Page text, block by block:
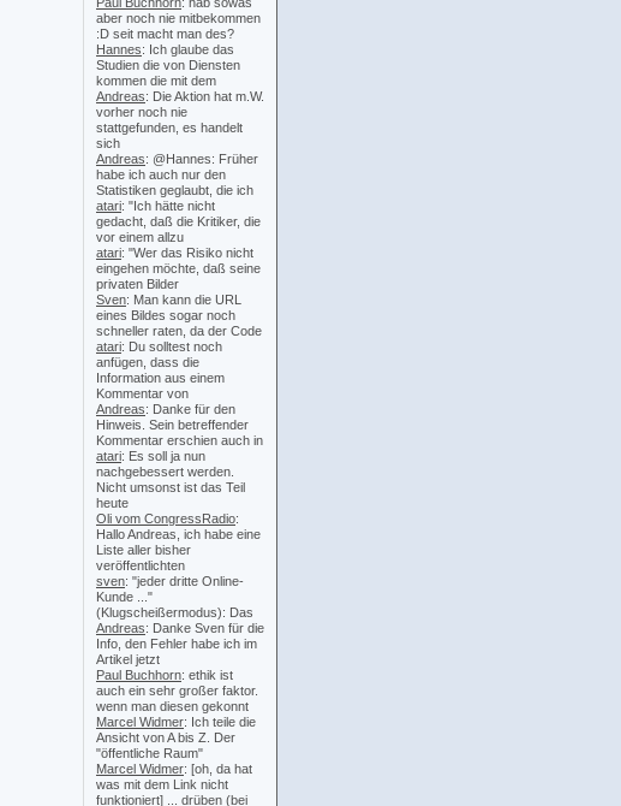
aber noch nie mitbekommen
:D seit macht man des?
Hannes: Ich glaube das
Studien die von Diensten
kommen die mit dem
Andreas: Die Aktion hat m.W.
vorher noch nie
stattgefunden, es handelt
sich
Andreas: @Hannes: Früher
habe ich auch nur den
Statistiken geglaubt, die ich
atari: "Ich hätte nicht
gedacht, daß die Kritiker, die
vor einem allzu
atari: "Wer das Risiko nicht
eingehen möchte, daß seine
privaten Bilder
Sven: Man kann die URL
eines Bildes sogar noch
schneller raten, da der Code
atari: Du solltest noch
anfügen, dass die
Information aus einem
Kommentar von
Andreas: Danke für den
Hinweis. Sein betreffender
Kommentar erschien auch in
atari: Es soll ja nun
nachgebessert werden.
Nicht umsonst ist das Teil
heute
Oli vom CongressRadio:
Hallo Andreas, ich habe eine
Liste aller bisher
veröffentlichten
sven: "jeder dritte Online-
Kunde ..."
(Klugscheißermodus): Das
Andreas: Danke Sven für die
Info, den Fehler habe ich im
Artikel jetzt
Paul Buchhorn: ethik ist
auch ein sehr großer faktor.
wenn man diesen gekonnt
Marcel Widmer: Ich teile die
Ansicht von A bis Z. Der
"öffentliche Raum"
Marcel Widmer: [oh, da hat
was mit dem Link nicht
funktioniert] ... drüben (bei